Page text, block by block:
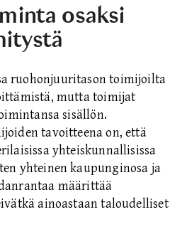
osaksi
ruohonjuuritason toimijoilta
mutta toimijat
sisällön.
tavoitteena on, että
yhteiskunnallisissa
yhteinen kaupunginosa ja
määrittää
ainoastaan taloudelliset